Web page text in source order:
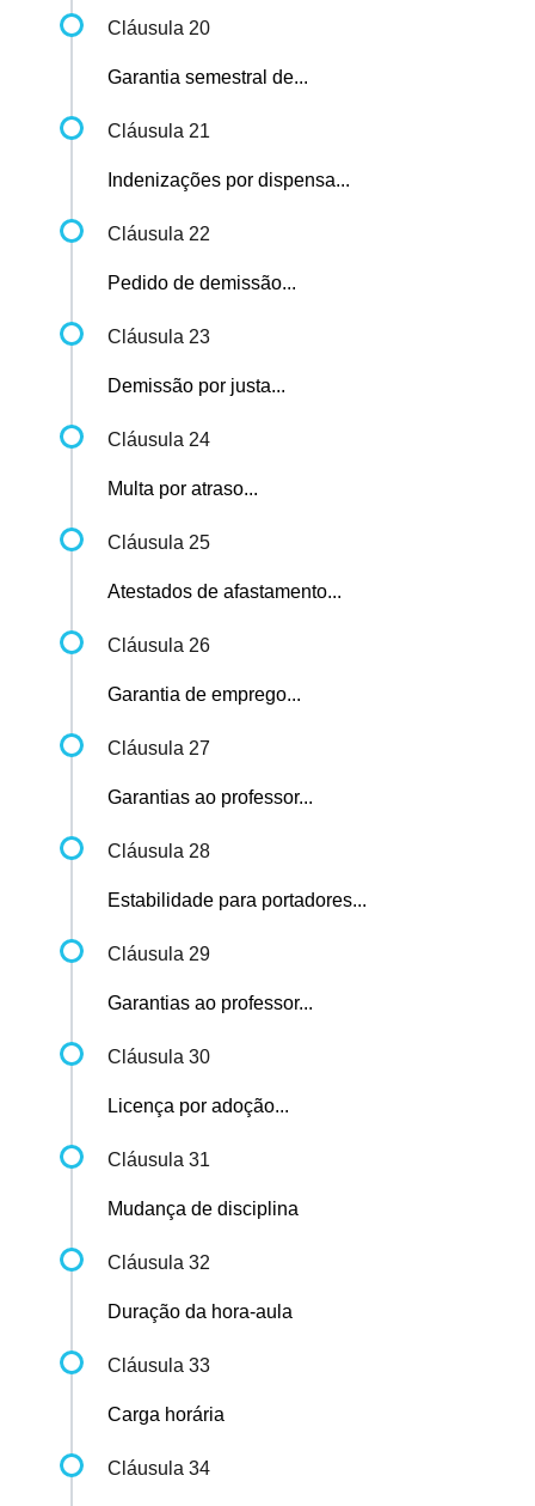
Cláusula 20
Garantia semestral de...
Cláusula 21
Indenizações por dispensa...
Cláusula 22
Pedido de demissão...
Cláusula 23
Demissão por justa...
Cláusula 24
Multa por atraso...
Cláusula 25
Atestados de afastamento...
Cláusula 26
Garantia de emprego...
Cláusula 27
Garantias ao professor...
Cláusula 28
Estabilidade para portadores...
Cláusula 29
Garantias ao professor...
Cláusula 30
Licença por adoção...
Cláusula 31
Mudança de disciplina
Cláusula 32
Duração da hora-aula
Cláusula 33
Carga horária
Cláusula 34